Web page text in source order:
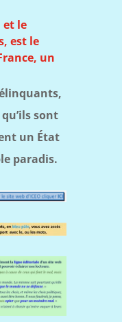
et le
est le
un
sont
un État
paradis.